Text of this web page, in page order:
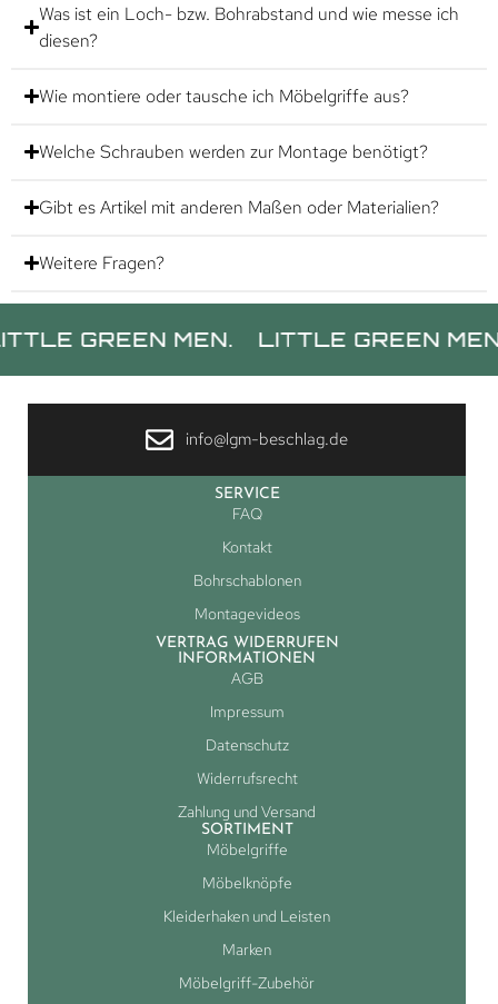
Was ist ein Loch- bzw. Bohrabstand und wie messe ich
diesen?
Wie montiere oder tausche ich Möbelgriffe aus?
Welche Schrauben werden zur Montage benötigt?
Gibt es Artikel mit anderen Maßen oder Materialien?
Weitere Fragen?
MEN. LITTLE GREEN MEN.
info@lgm-beschlag.de
SERVICE
FAQ
Kontakt
Bohrschablonen
Montagevideos
VERTRAG WIDERRUFEN
INFORMATIONEN
AGB
Impressum
Datenschutz
Widerrufsrecht
Zahlung und Versand
SORTIMENT
Möbelgriffe
Möbelknöpfe
Kleiderhaken und Leisten
Marken
Möbelgriff-Zubehör